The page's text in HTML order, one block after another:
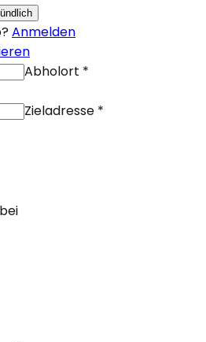
Anmelden
Abholort *
Zieladresse *